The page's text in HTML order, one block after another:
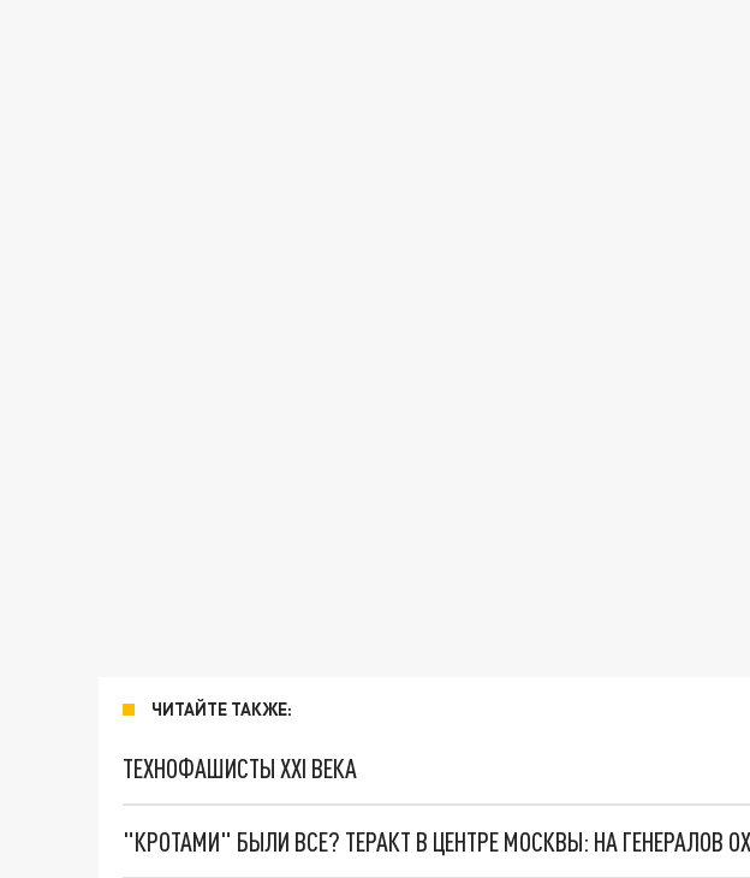
ЧИТАЙТЕ ТАКЖЕ:
ТЕХНОФАШИСТЫ XXI ВЕКА
"КРОТАМИ" БЫЛИ ВСЕ? ТЕРАКТ В ЦЕНТРЕ МОСКВЫ: НА ГЕНЕРАЛОВ